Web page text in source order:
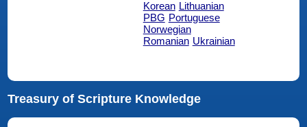
Korean Lithuanian
PBG Portuguese
Norwegian
Romanian Ukrainian
Treasury of Scripture Knowledge